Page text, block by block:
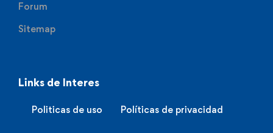
Forum
Sitemap
Links de Interes
Politicas de uso Políticas de privacidad